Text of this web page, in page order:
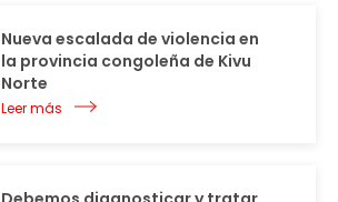
Nueva escalada de violencia en
la provincia congoleña de Kivu
Norte
Leer más